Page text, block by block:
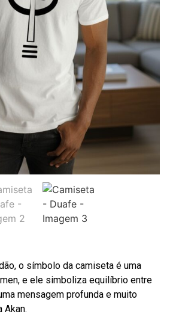
o símbolo da camiseta é uma
e ele simboliza equilíbrio entre
mensagem profunda e muito
Akan.